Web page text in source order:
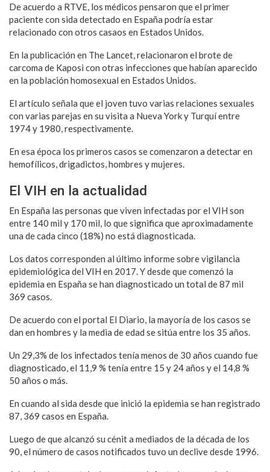
De acuerdo a RTVE, los médicos pensaron que el primer
paciente con sida detectado en España podría estar
relacionado con otros casaos en Estados Unidos.
En la publicación en The Lancet, relacionaron el brote de
carcoma de Kaposi con otras infecciones que habían aparecido
en la población homosexual en Estados Unidos.
El artículo señala que el joven tuvo varias relaciones sexuales
con varias parejas en su visita a Nueva York y Turquí entre
1974 y 1980, respectivamente.
En esa época los primeros casos se comenzaron a detectar en
hemofílicos, drigadictos, hombres y mujeres.
El VIH en la actualidad
En España las personas que viven infectadas por el VIH son
entre 140 mil y 170 mil, lo que significa que aproximadamente
una de cada cinco (18%) no está diagnosticada.
Los datos corresponden al último informe sobre vigilancia
epidemiológica del VIH en 2017. Y desde que comenzó la
epidemia en España se han diagnosticado un total de 87 mil
369 casos.
De acuerdo con el portal El Diario, la mayoría de los casos se
dan en hombres y la media de edad se sitúa entre los 35 años.
Un 29,3% de los infectados tenía menos de 30 años cuando fue
diagnosticado, el 11,9 % tenía entre 15 y 24 años y el 14,8 %
50 años o más.
En cuando al sida desde que inició la epidemia se han registrado
87, 369 casos en España.
Luego de que alcanzó su cénit a mediados de la década de los
90, el número de casos notificados tuvo un declive desde 1996.